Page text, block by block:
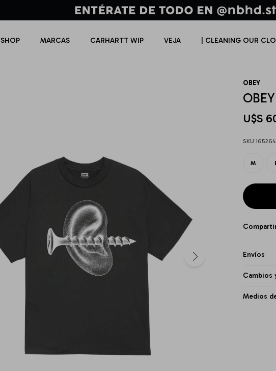
SHOP MARCAS CARHARTT WIP VEJA | CLEANING OUR
OBEY
U$S
M
Envíos
Cambios
Medios